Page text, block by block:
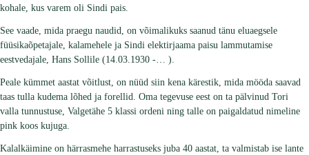
kohale, kus varem oli Sindi pais.
See vaade, mida praegu naudid, on võimalikuks saanud tänu eluaegsele
füüsikaõpetajale, kalamehele ja Sindi elektirjaama paisu lammutamise
eestvedajale, Hans Sollile (14.03.1930 -… ).
Peale kümmet aastat võitlust, on nüüd siin kena kärestik, mida mööda saavad
taas tulla kudema lõhed ja forellid. Oma tegevuse eest on ta pälvinud Tori
valla tunnustuse, Valgetähe 5 klassi ordeni ning talle on paigaldatud nimeline
pink koos kujuga.
Kalalkäimine on härrasmehe harrastuseks juba 40 aastat, ta valmistab ise lante